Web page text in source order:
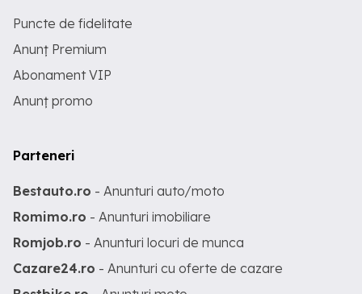
Puncte de fidelitate
Anunț Premium
Abonament VIP
Anunț promo
Parteneri
Bestauto.ro - Anunturi auto/moto
Romimo.ro - Anunturi imobiliare
Romjob.ro - Anunturi locuri de munca
Cazare24.ro - Anunturi cu oferte de cazare